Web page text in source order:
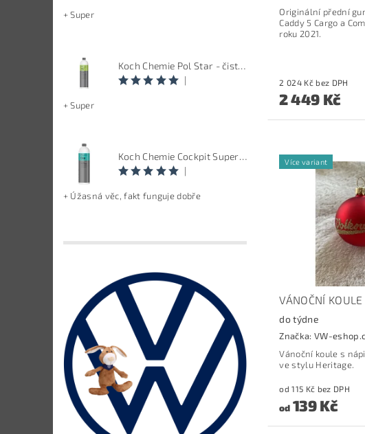
+ Super
Koch Chemie Pol Star - čistič kůže, textilu a alcantary, objem 1 L
|
+ Super
Koch Chemie Cockpit Super Pflege - ošetření vnitřních plastů, objem: 1 L
|
+ Úžasná věc, fakt funguje dobře
Originální přední
Caddy 5 Cargo a
roku 2021.
2 024 Kč bez DPH
2 449 Kč
Více variant
VÁNOČNÍ
do týdne
Značka: VW-
Vánoční koule s
ve stylu Heritage.
od 115 Kč bez DPH
od139 Kč